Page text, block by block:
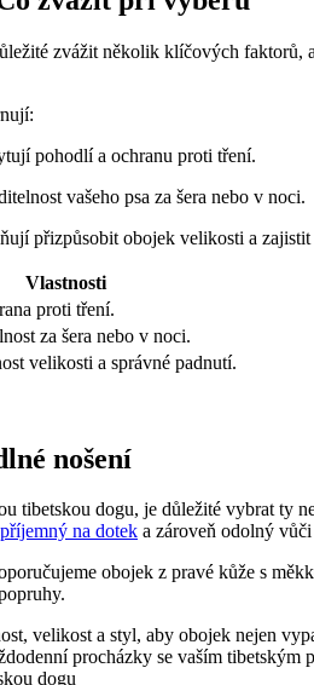
zvážit několik klíčových
pohodlí a ochranu proti tření.
vašeho psa za šera nebo v noci.
přizpůsobit obojek velikosti a zajistit
Vlastnosti
proti tření.
za šera nebo v noci.
velikosti a správné padnutí.
nošení
tibetskou dogu, je důležité vybrat ty
na dotek a zároveň odolný
obojek z pravé kůže s
velikost a styl, aby obojek nejen
procházky se vaším tibetským